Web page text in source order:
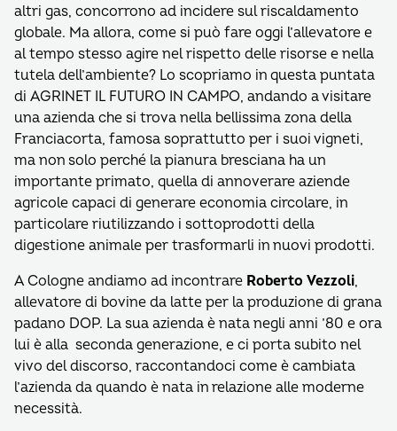
altri gas, concorrono ad incidere sul riscaldamento
globale. Ma allora, come si può fare oggi l’allevatore e
al tempo stesso agire nel rispetto delle risorse e nella
tutela dell’ambiente? Lo scopriamo in questa puntata
di AGRINET IL FUTURO IN CAMPO, andando a visitare
una azienda che si trova nella bellissima zona della
Franciacorta, famosa soprattutto per i suoi vigneti,
ma non solo perché la pianura bresciana ha un
importante primato, quella di annoverare aziende
agricole capaci di generare economia circolare, in
particolare riutilizzando i sottoprodotti della
digestione animale per trasformarli in nuovi prodotti.
A Cologne andiamo ad incontrare Roberto Vezzoli,
allevatore di bovine da latte per la produzione di grana
padano DOP. La sua azienda è nata negli anni ’80 e ora
lui è alla seconda generazione, e ci porta subito nel
vivo del discorso, raccontandoci come è cambiata
l’azienda da quando è nata in relazione alle moderne
necessità.